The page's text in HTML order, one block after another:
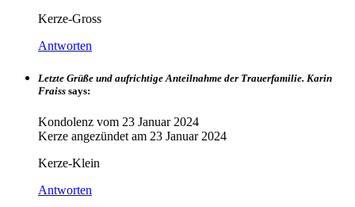
Kerze-Gross
Antworten
Letzte Grüße und aufrichtige Anteilnahme der Trauerfamilie. Karin
Fraiss says:
Kondolenz vom 23 Januar 2024
Kerze angezündet am 23 Januar 2024
Kerze-Klein
Antworten